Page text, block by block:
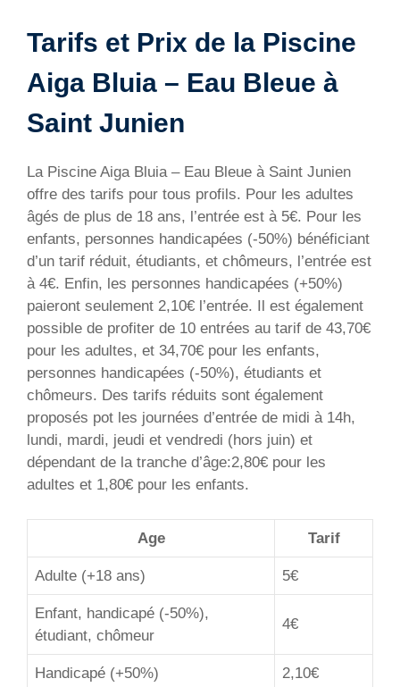
Tarifs et Prix de la Piscine
Aiga Bluia – Eau Bleue à
Saint Junien
La Piscine Aiga Bluia – Eau Bleue à Saint Junien
offre des tarifs pour tous profils. Pour les adultes
âgés de plus de 18 ans, l’entrée est à 5€. Pour les
enfants, personnes handicapées (-50%) bénéficiant
d’un tarif réduit, étudiants, et chômeurs, l’entrée est
à 4€. Enfin, les personnes handicapées (+50%)
paieront seulement 2,10€ l’entrée. Il est également
possible de profiter de 10 entrées au tarif de 43,70€
pour les adultes, et 34,70€ pour les enfants,
personnes handicapées (-50%), étudiants et
chômeurs. Des tarifs réduits sont également
proposés pot les journées d’entrée de midi à 14h,
lundi, mardi, jeudi et vendredi (hors juin) et
dépendant de la tranche d’âge:2,80€ pour les
adultes et 1,80€ pour les enfants.
Age Tarif
Adulte (+18 ans) 5€
Enfant, handicapé (-50%),
étudiant, chômeur
4€
Handicapé (+50%) 2,10€